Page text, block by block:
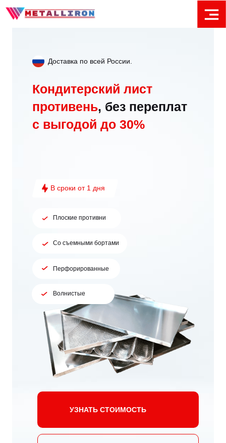
Кондитерский лист
противень, без переплат
с выгодой до 30%
УЗНАТЬ СТОИМОСТЬ
В сроки от 1 дня
Плоские противни
Доставка по всей России.
Со съемными бортами
Перфорированные
Волнистые